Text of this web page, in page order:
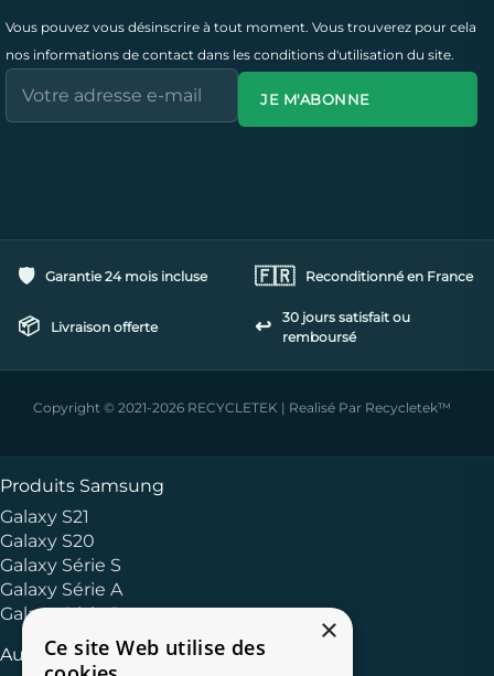
Vous pouvez vous désinscrire à tout moment. Vous trouverez pour cela
nos informations de contact dans les conditions d'utilisation du site.
JE M'ABONNE
🛡️ Garantie 24 mois incluse 🇫🇷 Reconditionné en France
📦 Livraison offerte ↩️
30 jours satisfait ou
remboursé
Copyright © 2021-2026 RECYCLETEK | Realisé Par Recycletek™
Autres Marques
Produits Samsung
Galaxy S21
Galaxy S20
Galaxy Série S
Galaxy Série A
Galaxy Série J
×
Ce site Web utilise des